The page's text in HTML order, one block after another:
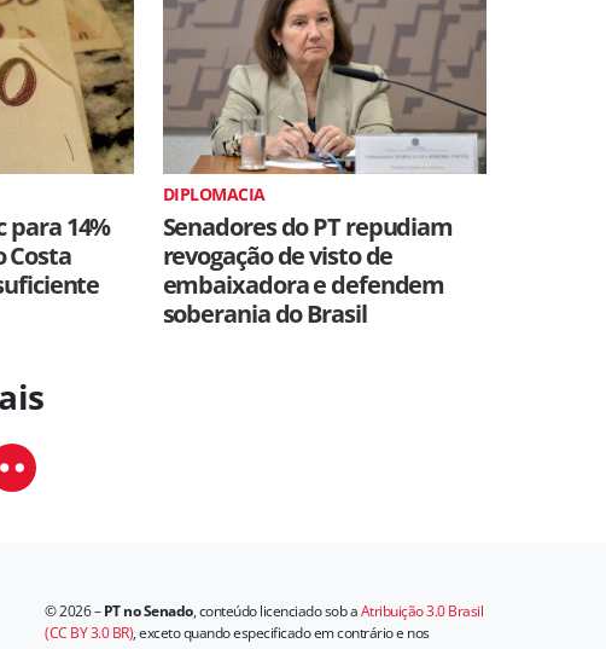
para 14%
Costa
DIPLOMACIA
Senadores do PT repudiam
revogação de visto de
embaixadora e defendem
soberania do Brasil
© 2026 –PT no Senado, conteúdo licenciado sob aAtribuição 3.0 Brasil
(CC BY 3.0 BR), exceto quando especificado em contrário e nos